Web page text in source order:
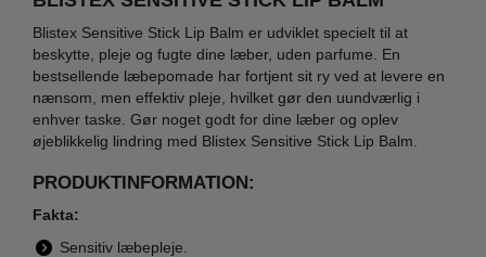
Blistex Sensitive Stick Lip Balm er udviklet specielt til at
beskytte, pleje og fugte dine læber, uden parfume. En
bestsellende læbepomade har fortjent sit ry ved at levere en
nænsom, men effektiv pleje, hvilket gør den uundværlig i
enhver taske. Gør noget godt for dine læber og oplev
øjeblikkelig lindring med Blistex Sensitive Stick Lip Balm.
PRODUKTINFORMATION:
Fakta:
Sensitiv læbepleje.